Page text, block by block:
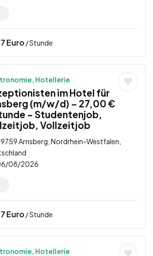
Euro / Stunde
Hotellerie
im Hotel für
(m/w/d) – 27,00 €
– Studentenjob,
Vollzeitjob
Arnsberg, Nordrhein-Westfalen,
08/2026
Euro / Stunde
Hotellerie